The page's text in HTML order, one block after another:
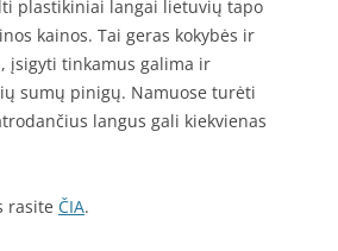
plastikiniai langai lietuvių tapo
kainos. Tai geras kokybės ir
įsigyti tinkamus galima ir
sumų pinigų. Namuose turėti
langus gali kiekvienas
rasite ČIA.